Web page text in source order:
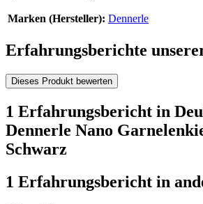
Marken (Hersteller): Dennerle
Erfahrungsberichte
Dieses Produkt bewerten
1 Erfahrungsbericht in
Dennerle Nano
Schwarz
1 Erfahrungsbericht in